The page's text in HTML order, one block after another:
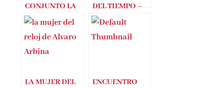
CONJUNTO LA
SINFONÍA DEL
TIEMPO
(ÁLVARO
ARBINA)
DEL TIEMPO –
Álvaro Arbina
LA MUJER DEL
ENCUENTRO